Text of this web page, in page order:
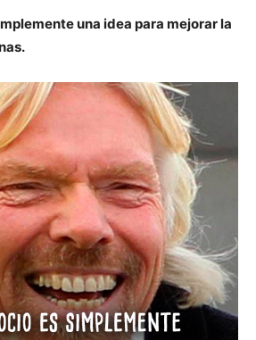
una idea para mejorar la